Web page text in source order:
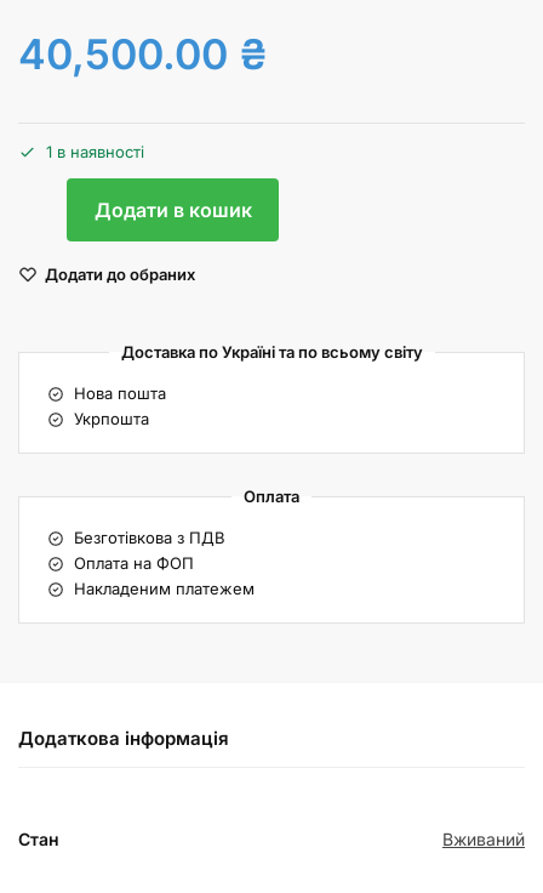
40,500.00 ₴
1 в наявності
Додати в кошик
Додати до обраних
Доставка по Україні та по всьому світу
Нова пошта
Укрпошта
Оплата
Безготівкова з ПДВ
Оплата на ФОП
Накладеним платежем
Додаткова інформація
Стан Вживаний